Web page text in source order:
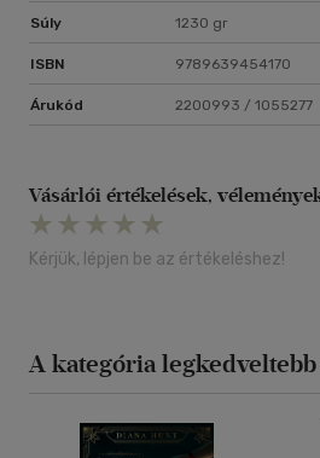
Súly 1230 gr
ISBN 9789639454170
Árukód 2200993 / 1055277
Vásárlói értékelések,
Kérjük, lépjen be az értékeléshez!
A kategória